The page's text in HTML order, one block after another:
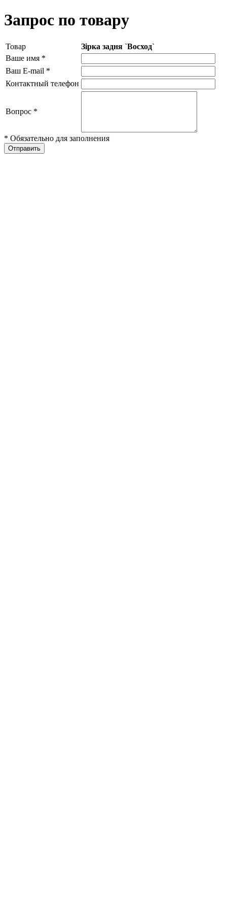
Запрос по товару
Товар
Зірка задня `Восход`
Ваше имя *
Ваш E-mail *
Контактный телефон
Вопрос *
* Обязательно для заполнения
Отправить